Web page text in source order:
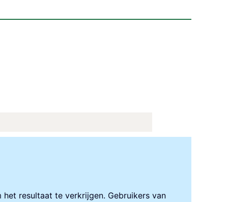
het resultaat te verkrijgen. Gebruikers van